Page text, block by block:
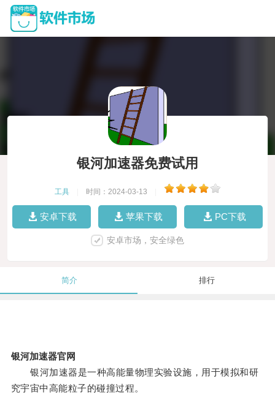
银河加速器免费试用
工具 时间：2024-03-13
安卓下载 苹果下载 PC下载
安卓市场，安全绿色
简介 排行
银河加速器官网
银河加速器是一种高能量物理实验设施，用于模拟和研
究宇宙中高能粒子的碰撞过程。